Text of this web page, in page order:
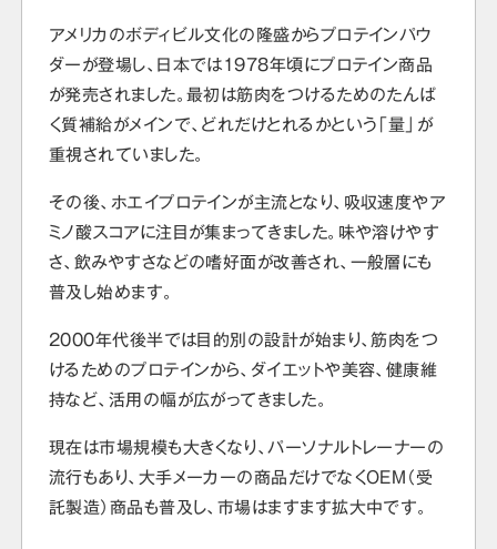
アメリカのボディビル文化の隆盛からプロテインパウ
ダーが登場し、日本では1978年頃にプロテイン商品
が発売されました。最初は筋肉をつけるためのたんぱ
く質補給がメインで、どれだけとれるかという「量」が
重視されていました。
その後、ホエイプロテインが主流となり、吸収速度やア
ミノ酸スコアに注目が集まってきました。味や溶けやす
さ、飲みやすさなどの嗜好面が改善され、一般層にも
普及し始めます。
2000年代後半では目的別の設計が始まり、筋肉をつ
けるためのプロテインから、ダイエットや美容、健康維
持など、活用の幅が広がってきました。
現在は市場規模も大きくなり、パーソナルトレーナーの
流行もあり、大手メーカーの商品だけでなくOEM（受
託製造）商品も普及し、市場はますます拡大中です。